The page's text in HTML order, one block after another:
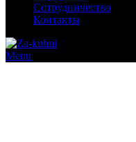
Сотрудничество
Контакты
Menu